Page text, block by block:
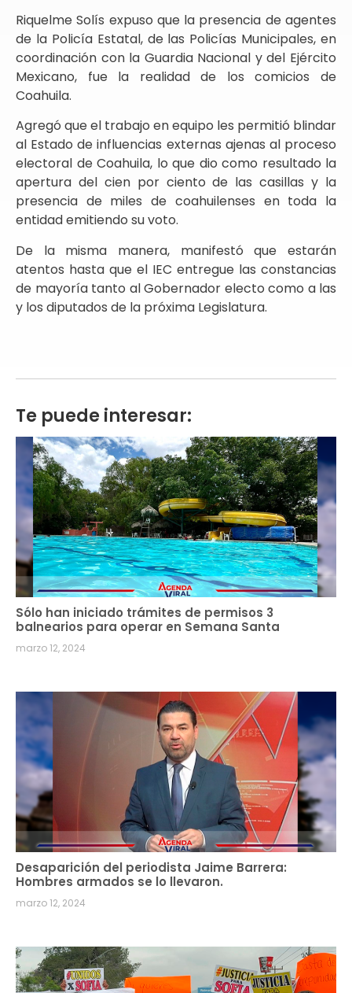
Riquelme Solís expuso que la presencia de agentes
de la Policía Estatal, de las Policías Municipales, en
coordinación con la Guardia Nacional y del Ejército
Mexicano, fue la realidad de los comicios de
Coahuila.
Agregó que el trabajo en equipo les permitió blindar
al Estado de influencias externas ajenas al proceso
electoral de Coahuila, lo que dio como resultado la
apertura del cien por ciento de las casillas y la
presencia de miles de coahuilenses en toda la
entidad emitiendo su voto.
De la misma manera, manifestó que estarán
atentos hasta que el IEC entregue las constancias
de mayoría tanto al Gobernador electo como a las
y los diputados de la próxima Legislatura.
Te puede interesar:
Sólo han iniciado trámites de permisos 3
balnearios para operar en Semana Santa
marzo 12, 2024
Desaparición del periodista Jaime Barrera:
Hombres armados se lo llevaron.
marzo 12, 2024